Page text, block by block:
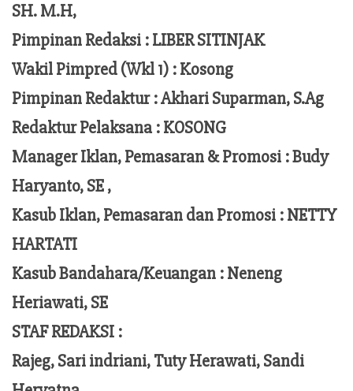
SH. M.H,
Pimpinan Redaksi :LIBER SITINJAK
Wakil Pimpred (Wkl 1) : Kosong
Pimpinan Redaktur :Akhari Suparman, S.Ag
Redaktur Pelaksana :KOSONG
Manager Iklan, Pemasaran & Promosi :Budy
Haryanto, SE ,
Kasub Iklan, Pemasaran dan Promosi :NETTY
HARTATI
Kasub Bandahara/Keuangan :Neneng
Heriawati, SE
STAF REDAKSI :
Rajeg, Sari indriani, Tuty Herawati, Sandi